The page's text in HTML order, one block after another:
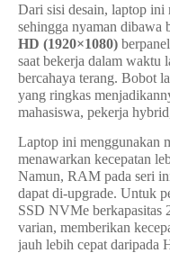
Dari sisi desain, laptop
sehingga nyaman dibawa
HD (1920×1080)
saat bekerja dalam waktu
bercahaya terang. Bobot
yang ringkas
mahasiswa, pekerja
Laptop ini menggunakan
menawarkan kecepatan
Namun, RAM pada seri
dapat di-upgrade. Untuk
SSD NVMe berkapasitas
varian, memberikan
jauh lebih cepat daripada